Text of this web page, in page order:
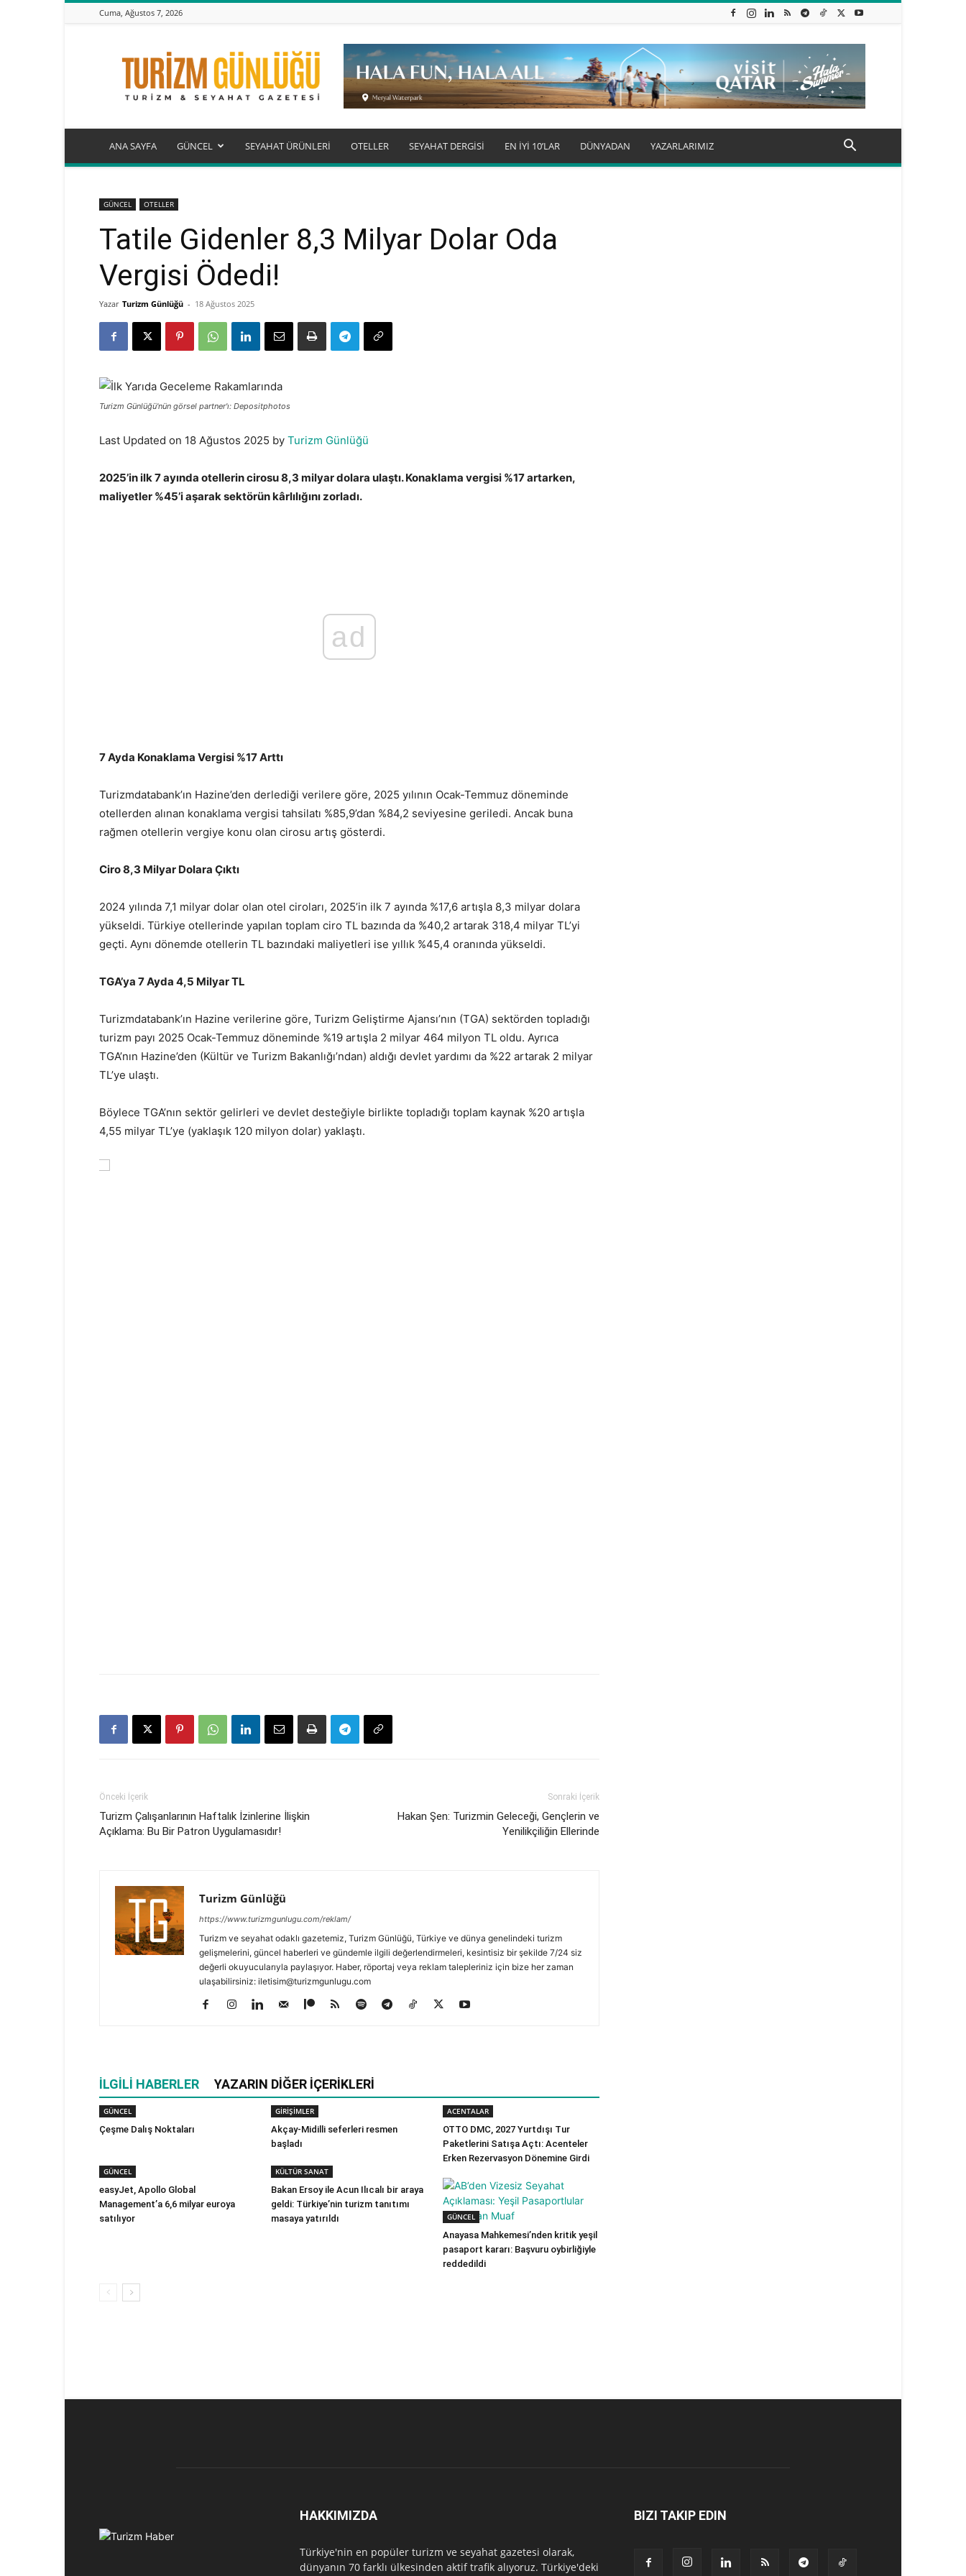
Cuma, Ağustos 7, 2026
Turizm
Günlüğü
ANA SAYFA GÜNCEL SEYAHAT ÜRÜNLERİ OTELLER SEYAHAT DERGİSİ EN İYİ 10’LAR DÜNYADAN YAZARLARIMIZ
GÜNCEL OTELLER
Tatile Gidenler 8,3 Milyar Dolar Oda
Vergisi Ödedi!
Yazar Turizm Günlüğü - 18 Ağustos 2025
Turizm Günlüğü'nün görsel partner'ı: Depositphotos
Last Updated on 18 Ağustos 2025 by Turizm Günlüğü
2025’in ilk 7 ayında otellerin cirosu 8,3 milyar dolara ulaştı. Konaklama vergisi %17 artarken,
maliyetler %45’i aşarak sektörün kârlılığını zorladı.
ad
7 Ayda Konaklama Vergisi %17 Arttı
Turizmdatabank’ın Hazine’den derlediği verilere göre, 2025 yılının Ocak-Temmuz döneminde
otellerden alınan konaklama vergisi tahsilatı %85,9’dan %84,2 seviyesine geriledi. Ancak buna
rağmen otellerin vergiye konu olan cirosu artış gösterdi.
Ciro 8,3 Milyar Dolara Çıktı
2024 yılında 7,1 milyar dolar olan otel ciroları, 2025’in ilk 7 ayında %17,6 artışla 8,3 milyar dolara
yükseldi. Türkiye otellerinde yapılan toplam ciro TL bazında da %40,2 artarak 318,4 milyar TL’yi
geçti. Aynı dönemde otellerin TL bazındaki maliyetleri ise yıllık %45,4 oranında yükseldi.
TGA’ya 7 Ayda 4,5 Milyar TL
Turizmdatabank’ın Hazine verilerine göre, Turizm Geliştirme Ajansı’nın (TGA) sektörden topladığı
turizm payı 2025 Ocak-Temmuz döneminde %19 artışla 2 milyar 464 milyon TL oldu. Ayrıca
TGA’nın Hazine’den (Kültür ve Turizm Bakanlığı’ndan) aldığı devlet yardımı da %22 artarak 2 milyar
TL’ye ulaştı.
Böylece TGA’nın sektör gelirleri ve devlet desteğiyle birlikte topladığı toplam kaynak %20 artışla
4,55 milyar TL’ye (yaklaşık 120 milyon dolar) yaklaştı.
Önceki İçerik
Turizm Çalışanlarının Haftalık İzinlerine İlişkin
Açıklama: Bu Bir Patron Uygulamasıdır!
Sonraki İçerik
Hakan Şen: Turizmin Geleceği, Gençlerin ve
Yenilikçiliğin Ellerinde
Turizm Günlüğü
https://www.turizmgunlugu.com/reklam/
Turizm ve seyahat odaklı gazetemiz, Turizm Günlüğü, Türkiye ve dünya genelindeki turizm
gelişmelerini, güncel haberleri ve gündemle ilgili değerlendirmeleri, kesintisiz bir şekilde 7/24 siz
değerli okuyucularıyla paylaşıyor. Haber, röportaj veya reklam talepleriniz için bize her zaman
ulaşabilirsiniz: iletisim@turizmgunlugu.com
İLGILI HABERLER YAZARIN DIĞER İÇERIKLERI
GÜNCEL
Çeşme Dalış Noktaları
GİRİŞİMLER
Akçay-Midilli seferleri resmen
başladı
ACENTALAR
OTTO DMC, 2027 Yurtdışı Tur
Paketlerini Satışa Açtı: Acenteler
Erken Rezervasyon Dönemine Girdi
GÜNCEL
easyJet, Apollo Global
Management’a 6,6 milyar euroya
satılıyor
KÜLTÜR SANAT
Bakan Ersoy ile Acun Ilıcalı bir araya
geldi: Türkiye’nin turizm tanıtımı
masaya yatırıldı
GÜNCEL
Anayasa Mahkemesi’nden kritik yeşil
pasaport kararı: Başvuru oybirliğiyle
reddedildi
HAKKIMIZDA
Türkiye'nin en popüler turizm ve seyahat gazetesi olarak,
dünyanın 70 farklı ülkesinden aktif trafik alıyoruz. Türkiye'deki
BIZI TAKIP EDIN